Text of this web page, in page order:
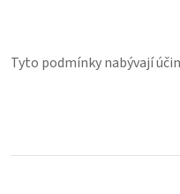
Tyto podmínky nabývají